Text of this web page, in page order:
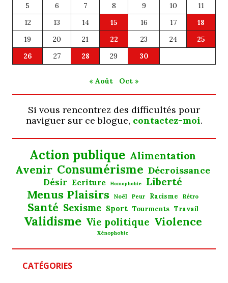
5
6 7 8 9 10
11
12
13 14 15 16 17
18
19
20 21 22 23 24
25
26
27 28 29 30
« Août Oct »
Si vous rencontrez des difficultés pour
naviguer sur ce blogue, contactez-moi.
Action publique Alimentation
Avenir Consumérisme Décroissance
Désir Ecriture Homophobie Liberté
Menus Plaisirs Noël Peur Racisme Rétro
Santé Sexisme Sport Tourments Travail
Validisme Vie politique Violence
Xénophobie
CATÉGORIES